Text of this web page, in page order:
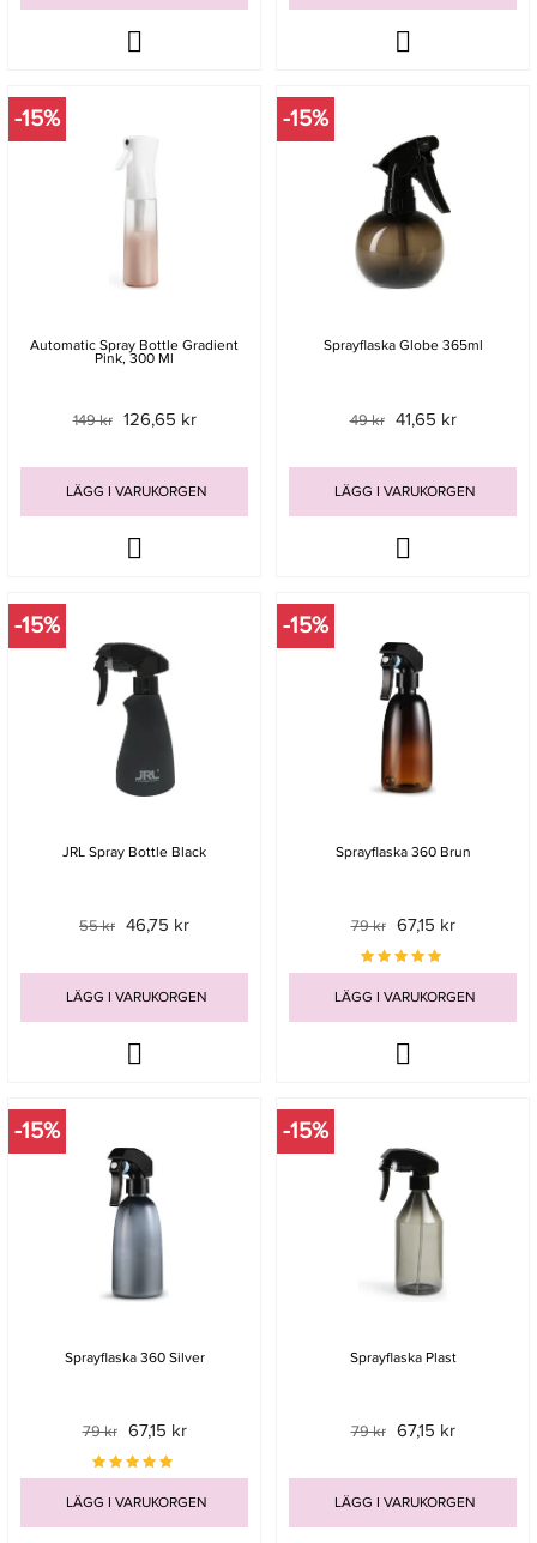
-15%
Automatic Spray Bottle Gradient
Pink, 300 Ml
149 kr 126,65 kr
LÄGG I VARUKORGEN
-15%
Sprayflaska Globe 365ml
49 kr 41,65 kr
LÄGG I VARUKORGEN
-15%
JRL Spray Bottle Black
55 kr 46,75 kr
LÄGG I VARUKORGEN
-15%
Sprayflaska 360 Brun
79 kr 67,15 kr
LÄGG I VARUKORGEN
-15%
Sprayflaska 360 Silver
79 kr 67,15 kr
LÄGG I VARUKORGEN
-15%
Sprayflaska Plast
79 kr 67,15 kr
LÄGG I VARUKORGEN